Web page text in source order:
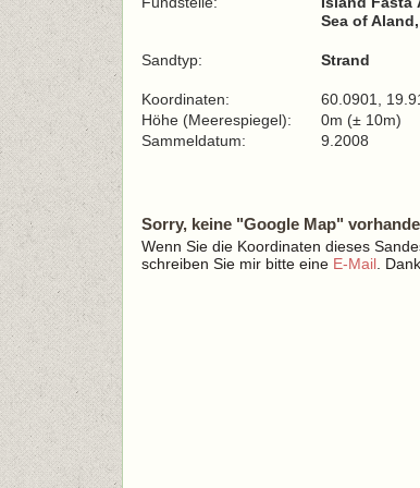
Sea of
Sandtyp: Strand
Koordinaten:
60.0901,
Höhe (Meerespiegel):
0m (± 10m)
Sammeldatum:
9.2008
Sorry, keine "Google Map"
Wenn Sie die Koordinaten dieses
schreiben Sie mir bitte eine E-Mail .